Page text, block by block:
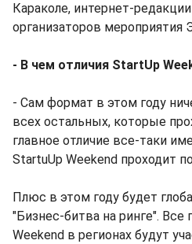
Караколе, интернет-
организаторов мероприятия
- В чем отличия StartUp
- Сам формат в этом году
всех остальных, которые
главное отличие все-таки
StartuUp Weekend проходит
Плюс в этом году будет
"Бизнес-битва на ринге". Все
Weekend в регионах будут